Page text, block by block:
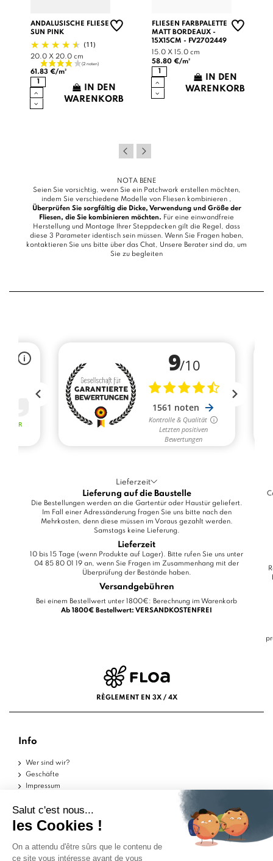
ANDALUSISCHE FLIESE
SUN PINK
(11)
20.0 X 20.0 cm
61.83 €/m²
IN DEN
WARENKORB
FLIESEN FARBPALETTE
MATT BORDEAUX -
15X15CM - FV2702449
15.0 X 15.0 cm
58.80 €/m²
IN DEN
WARENKORB
NOTA BENE
Seien Sie vorsichtig, wenn Sie ein Patchwork erstellen möchten,
indem Sie verschiedene Modelle von Fliesen kombinieren ,
Überprüfen Sie sorgfältig die Dicke, Verwendung und Größe der
Fliesen, die Sie kombinieren möchten. Für eine einwandfreie
Herstellung und Montage Ihrer Steppdecken gilt die Regel, dass
diese 3 Parameter identisch sein müssen. Wenn Sie Fragen haben,
kontaktieren Sie uns bitte über das Chat, Unsere Berater sind da, um
Sie zu begleiten
Lieferzeit
Lieferung auf die Baustelle
Die Bestellungen werden an die Gartentür oder Haustür geliefert.
Im Fall einer Adressänderung fragen Sie uns bitte nach den
Mehrkosten, denn diese müssen im Voraus gezahlt werden.
Samstags keine Lieferung.
Lieferzeit
10 bis 15 Tage (wenn Produkte auf Lager). Bitte rufen Sie uns unter
04 85 80 01 19 an, wenn Sie Fragen im Zusammenhang mit der
Überprüfung der Bestände haben.
Versandgebühren
Bei einem Bestellwert unter 1800€: Berechnung im Warenkorb
Ab 1800€ Bestellwert: VERSANDKOSTENFREI
RÈGLEMENT EN 3X / 4X
Info
Wer sind wir?
Geschäfte
Impressum
Datenschutzerklärung
Hilfe
Musterstücke
Lieferungen